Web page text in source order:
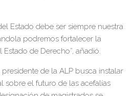
Estado debe ser siempre nuestra
podremos fortalecer la
de Derecho”, añadió.
de la ALP busca instalar
sobre el futuro de las acefalías